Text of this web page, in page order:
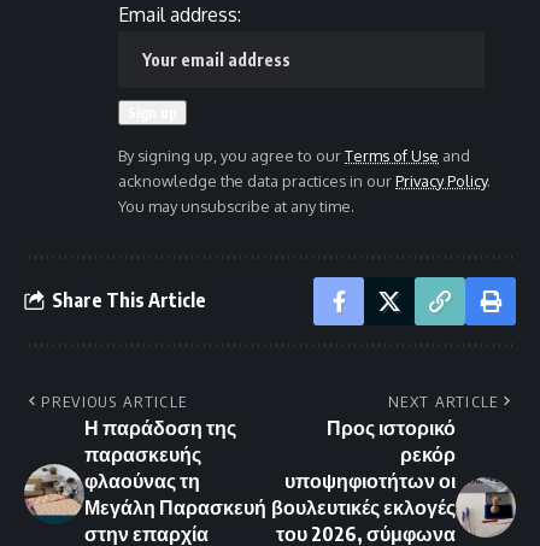
Email address:
By signing up, you agree to ourTerms of Use and
acknowledge the data practices in ourPrivacy Policy.
You may unsubscribe at any time.
Share This Article
PREVIOUS ARTICLE
Η παράδοση της
παρασκευής
φλαούνας τη
Μεγάλη Παρασκευή
στην επαρχία
NEXT ARTICLE
Προς ιστορικό
ρεκόρ
υποψηφιοτήτων οι
βουλευτικές εκλογές
του 2026, σύμφωνα